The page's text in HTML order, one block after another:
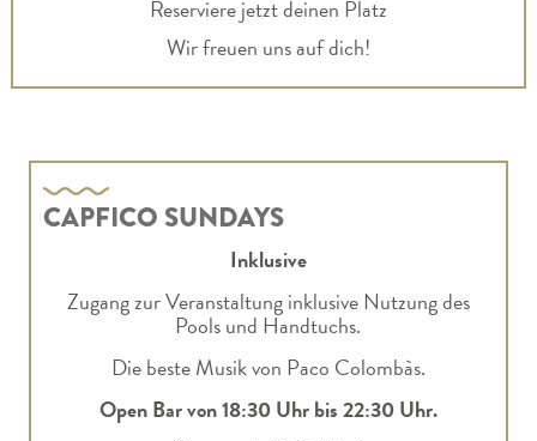
Reserviere jetzt deinen Platz
Wir freuen uns auf dich!
CAPFICO SUNDAYS
Inklusive
Zugang zur Veranstaltung inklusive Nutzung des
Pools und Handtuchs.
Die beste Musik von Paco Colombàs.
Open Bar von 18:30 Uhr bis 22:30 Uhr.